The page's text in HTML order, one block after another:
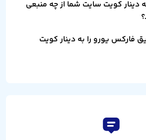
دینار کویت سایت شما از چه منبعی
فارکس یورو را به دینار کویت